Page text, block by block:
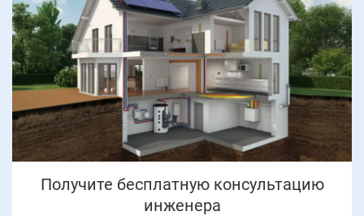
Получите бесплатную консультацию
инженера